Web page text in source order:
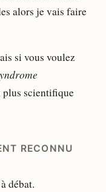
alors je vais faire
si vous voulez
plus scientifique
RECONNU
débat.